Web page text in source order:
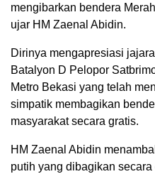
mengibarkan bendera
ujar HM Zaenal Abidin.
Dirinya mengapresiasi
Batalyon D Pelopor
Metro Bekasi yang telah
simpatik membagikan
masyarakat secara gratis.
HM Zaenal Abidin
putih yang dibagikan